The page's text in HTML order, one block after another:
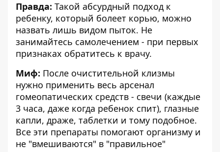
Правда: Такой абсурдный подход к
ребенку, который болеет корью, можно
назвать лишь видом пыток. Не
занимайтесь самолечением - при первых
признаках обратитесь к врачу.
Миф: После очистительной клизмы
нужно применить весь арсенал
гомеопатических средств - свечи (каждые
3 часа, даже когда ребенок спит), глазные
капли, драже, таблетки и тому подобное.
Все эти препараты помогают организму и
не "вмешиваются" в "правильное"